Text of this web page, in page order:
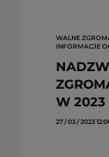
WALNE
INFORMACJE
W 2023
27 / 03 / 2023